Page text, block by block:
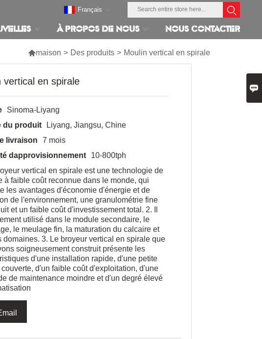
À PROPOS DE NOUS NOUS CONTACTER
Français
maison > Des produits > Moulin vertical en spirale
vertical en spirale
Sinoma-Liyang
du produit
Liyang, Jiangsu, Chine
livraison
7 mois
dapprovisionnement
10-800tph
vertical en spirale est une technologie de
à faible coût reconnue dans le monde, qui
les avantages d'économie d'énergie et de
de l'environnement, une granulométrie fine
et un faible coût d'investissement total. 2. Il
utilisé dans le module secondaire, le
le meulage fin, la maturation du calcaire et
domaines. 3. Le broyeur vertical en spirale que
soigneusement construit présente les
d'une installation rapide, d'une petite
d'un faible coût d'exploitation, d'une
de maintenance moindre et d'un degré élevé
